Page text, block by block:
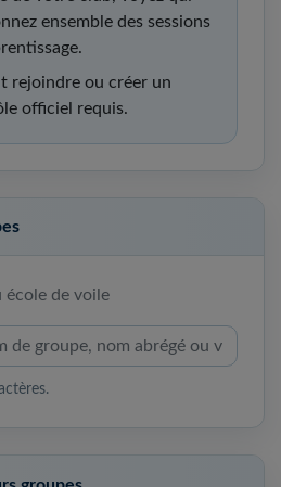
ensemble des sessions
rejoindre ou créer un
officiel requis.
école de voile